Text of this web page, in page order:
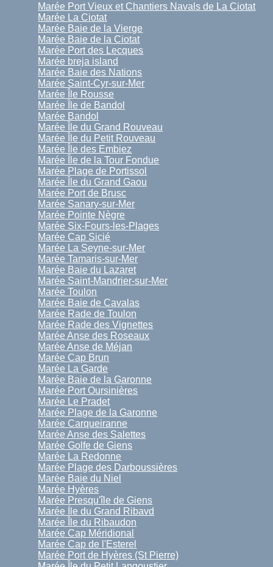
Marée Port Vieux et Chantiers Navals de La Ciotat
Marée La Ciotat
Marée Baie de la Vierge
Marée Baie de la Ciotat
Marée Port des Lecques
Marée breja island
Marée Baie des Nations
Marée Saint-Cyr-sur-Mer
Marée Île Rousse
Marée Île de Bandol
Marée Bandol
Marée Île du Grand Rouveau
Marée Île du Petit Rouveau
Marée Île des Embiez
Marée Île de la Tour Fondue
Marée Plage de Portissol
Marée Île du Grand Gaou
Marée Port de Brusc
Marée Sanary-sur-Mer
Marée Pointe Nègre
Marée Six-Fours-les-Plages
Marée Cap Sicié
Marée La Seyne-sur-Mer
Marée Tamaris-sur-Mer
Marée Baie du Lazaret
Marée Saint-Mandrier-sur-Mer
Marée Toulon
Marée Baie de Cavalas
Marée Rade de Toulon
Marée Rade des Vignettes
Marée Anse des Roseaux
Marée Anse de Méjan
Marée Cap Brun
Marée La Garde
Marée Baie de la Garonne
Marée Port Oursinières
Marée Le Pradet
Marée Plage de la Garonne
Marée Carqueiranne
Marée Anse des Salettes
Marée Golfe de Giens
Marée La Redonne
Marée Plage des Darboussières
Marée Baie du Niel
Marée Hyères
Marée Presqu'île de Giens
Marée Íle du Grand Ribavd
Marée Île du Ribaudon
Marée Cap Méridional
Marée Cap de l'Esterel
Marée Port de Hyères (St Pierre)